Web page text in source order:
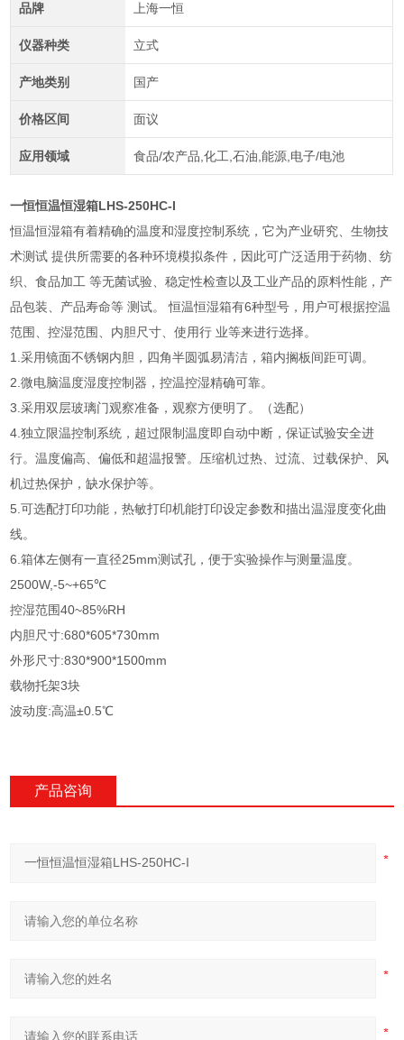
品牌 上海一恒
仪器种类 立式
产地类别 国产
价格区间 面议
应用领域 食品/农产品,化工,石油,能源,电子/电池
一恒恒温恒湿箱LHS-250HC-I
恒温恒湿箱有着精确的温度和湿度控制系统，它为产业研究、生物技
术测试 提供所需要的各种环境模拟条件，因此可广泛适用于药物、纺
织、食品加工 等无菌试验、稳定性检查以及工业产品的原料性能，产
品包装、产品寿命等 测试。 恒温恒湿箱有6种型号，用户可根据控温
范围、控湿范围、内胆尺寸、使用行 业等来进行选择。
1.采用镜面不锈钢内胆，四角半圆弧易清洁，箱内搁板间距可调。
2.微电脑温度湿度控制器，控温控湿精确可靠。
3.采用双层玻璃门观察准备，观察方便明了。（选配）
4.独立限温控制系统，超过限制温度即自动中断，保证试验安全进
行。温度偏高、偏低和超温报警。压缩机过热、过流、过载保护、风
机过热保护，缺水保护等。
5.可选配打印功能，热敏打印机能打印设定参数和描出温湿度变化曲
线。
6.箱体左侧有一直径25mm测试孔，便于实验操作与测量温度。
2500W,-5~+65℃
控湿范围40~85%RH
内胆尺寸:680*605*730mm
外形尺寸:830*900*1500mm
载物托架3块
波动度:高温±0.5℃
产品咨询